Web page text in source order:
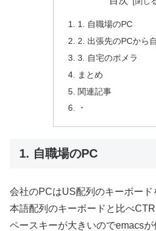
1. 自職場のPC
2. 出張先のPCから
3. 自宅のポメラ
まとめ
関連記事
・
1. 自職場のPC
会社のPCはUS配列のキーボード
本語配列のキーボードと比べ
ペースキーが大きいのでemacs